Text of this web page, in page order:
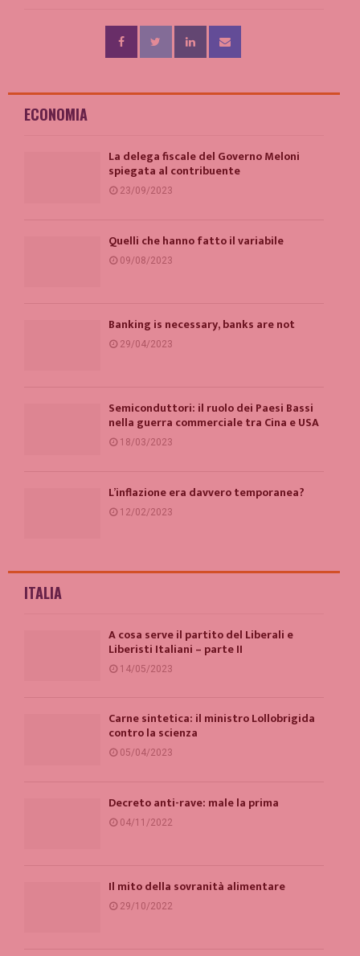
ECONOMIA
La delega fiscale del Governo Meloni
spiegata al contribuente
23/09/2023
Quelli che hanno fatto il variabile
09/08/2023
Banking is necessary, banks are not
29/04/2023
Semiconduttori: il ruolo dei Paesi Bassi
nella guerra commerciale tra Cina e USA
18/03/2023
L’inflazione era davvero temporanea?
12/02/2023
ITALIA
A cosa serve il partito del Liberali e
Liberisti Italiani – parte II
14/05/2023
Carne sintetica: il ministro Lollobrigida
contro la scienza
05/04/2023
Decreto anti-rave: male la prima
04/11/2022
Il mito della sovranità alimentare
29/10/2022